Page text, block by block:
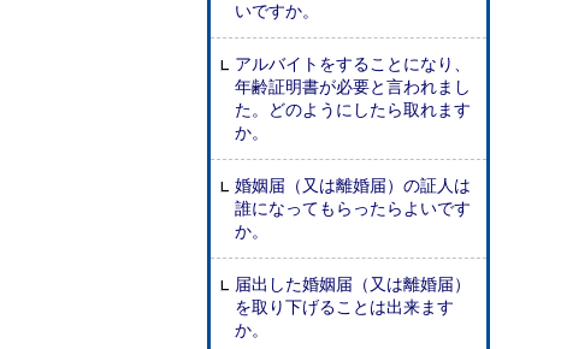
いですか。
アルバイトをすることになり、
年齢証明書が必要と言われまし
た。どのようにしたら取れます
か。
婚姻届（又は離婚届）の証人は
誰になってもらったらよいです
か。
届出した婚姻届（又は離婚届）
を取り下げることは出来ます
か。